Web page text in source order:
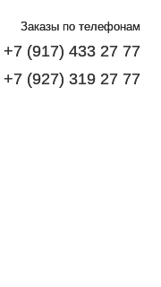
Заказы по телефонам
+7 (917) 433 27 77
+7 (927) 319 27 77